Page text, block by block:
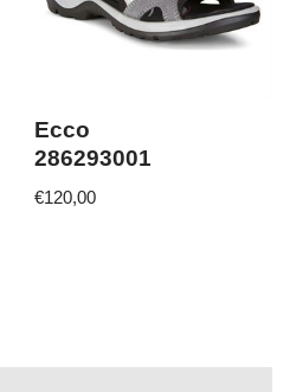
Ecco
286293001
€120,00